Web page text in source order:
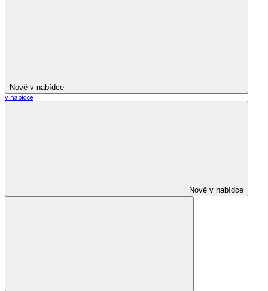
Nově v nabídce
v nabídce
Nově v nabídce